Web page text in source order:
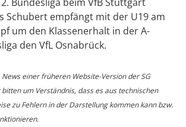
Schubert empfängt mit der U19 am
um den Klassenerhalt in der A-
den VfL Osnabrück.
einer früheren Website-Version der SG
um Verständnis, dass es aus technischen
zu Fehlern in der Darstellung kommen kann bzw.